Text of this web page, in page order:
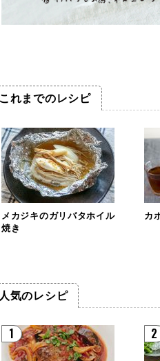
これまでのレシピ
メカジキのガリバタホイル
焼き
カ
人気のレシピ
1 2